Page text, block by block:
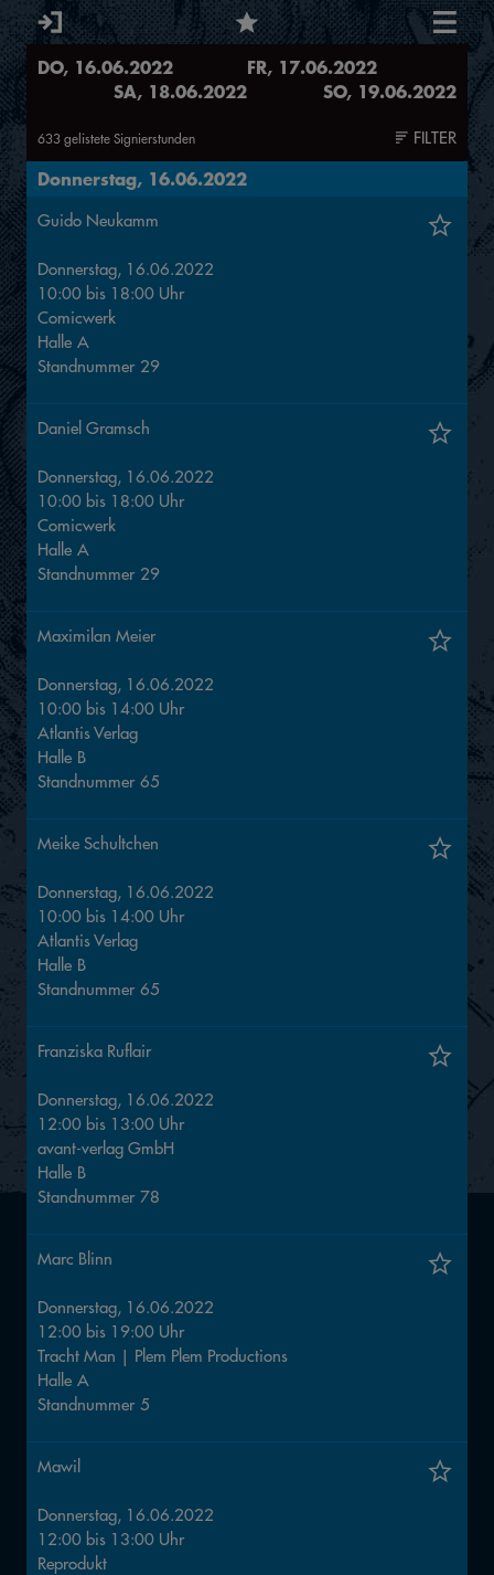
DO, 16.06.2022 FR, 17.06.2022
SA, 18.06.2022 SO, 19.06.2022
633gelistete Signierstunden FILTER
Donnerstag, 16.06.2022
Guido Neukamm
Donnerstag, 16.06.2022
10:00 bis 18:00 Uhr
Comicwerk
Halle A
Standnummer 29
Daniel Gramsch
Donnerstag, 16.06.2022
10:00 bis 18:00 Uhr
Comicwerk
Halle A
Standnummer 29
Maximilan Meier
Donnerstag, 16.06.2022
10:00 bis 14:00 Uhr
Atlantis Verlag
Halle B
Standnummer 65
Meike Schultchen
Donnerstag, 16.06.2022
10:00 bis 14:00 Uhr
Atlantis Verlag
Halle B
Standnummer 65
Franziska Ruflair
Donnerstag, 16.06.2022
12:00 bis 13:00 Uhr
avant-verlag GmbH
Halle B
Standnummer 78
Marc Blinn
Donnerstag, 16.06.2022
12:00 bis 19:00 Uhr
Tracht Man | Plem Plem Productions
Halle A
Standnummer 5
Mawil
Donnerstag, 16.06.2022
12:00 bis 13:00 Uhr
Reprodukt